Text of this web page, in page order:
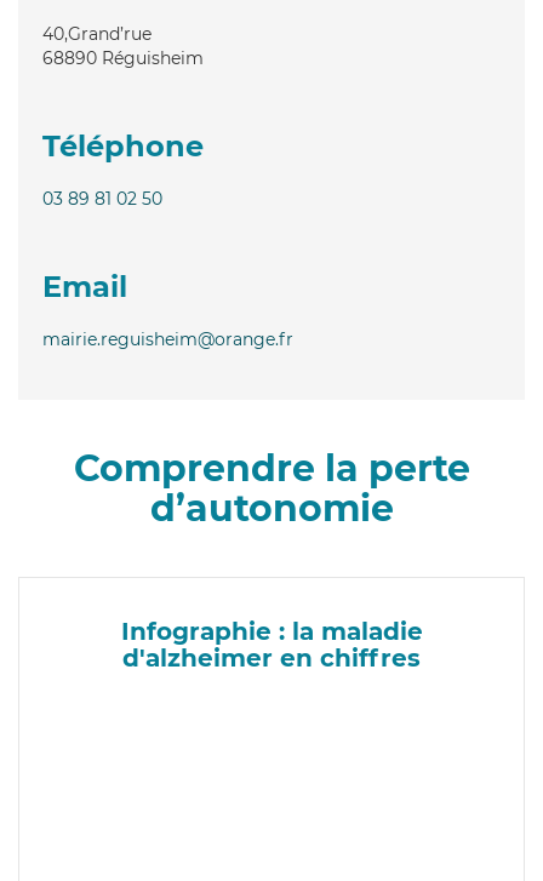
40,Grand’rue
68890 Réguisheim
Téléphone
03 89 81 02 50
Email
mairie.reguisheim@orange.fr
Comprendre la perte
d’autonomie
Infographie : la maladie
d'alzheimer en chiffres